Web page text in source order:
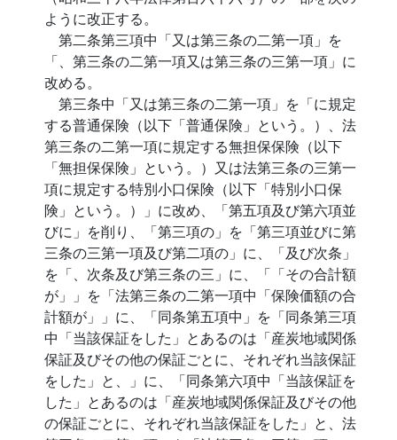
ように改正する。
第二条第三項中「又は第三条の二第一項」を
「、第三条の二第一項又は第三条の三第一項」に
改める。
第三条中「又は第三条の二第一項」を「に規定
する普通保険（以下「普通保険」という。）、法
第三条の二第一項に規定する無担保保険（以下
「無担保保険」という。）又は法第三条の三第一
項に規定する特別小口保険（以下「特別小口保
険」という。）」に改め、「第五項及び第六項並
びに」を削り、「第三項の」を「第三項並びに第
三条の三第一項及び第二項の」に、「及び次条」
を「、次条及び第三条の三」に、「「その合計額
が」」を「法第三条の二第一項中「保険価額の合
計額が」」に、「同条第五項中」を「同条第三項
中「当該保証をした」とあるのは「産炭地域関係
保証及びその他の保証ごとに、それぞれ当該保証
をした」と、」に、「同条第六項中「当該保証を
した」とあるのは「産炭地域関係保証及びその他
の保証ごとに、それぞれ当該保証をした」と、法